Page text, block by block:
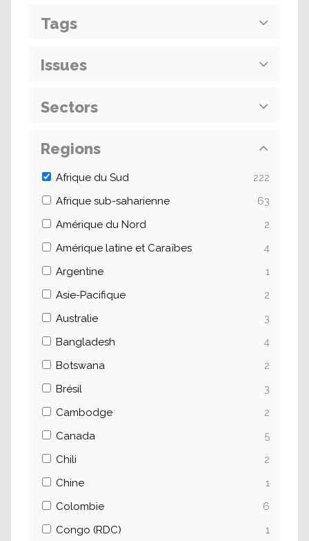
Tags
Issues
Sectors
Regions
Afrique du Sud
222
Afrique sub-saharienne
63
Amérique du Nord
2
Amérique latine et Caraïbes
4
Argentine
1
Asie-Pacifique
2
Australie
3
Bangladesh
4
Botswana
2
Brésil
3
Cambodge
2
Canada
5
Chili
2
Chine
1
Colombie
6
Congo (RDC)
1